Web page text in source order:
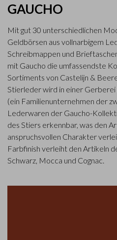
GAUCHO
Mit gut 30 unterschiedlichen
Geldbörsen aus vollnarbigem
Schreibmappen und
mit Gaucho die umfassendste
Sortiments von Castelijn &
Stierleder wird in einer
(ein Familienunternehmen der
Lederwaren der Gaucho-
des Stiers erkennbar, was den
anspruchsvollen Charakter
Farbfinish verleiht den Artikeln
Schwarz, Mocca und Cognac.